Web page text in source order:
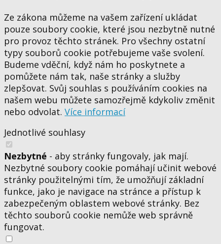
Ze zákona můžeme na vašem zařízení ukládat
pouze soubory cookie, které jsou nezbytně nutné
pro provoz těchto stránek. Pro všechny ostatní
typy souborů cookie potřebujeme vaše svolení.
Budeme vděční, když nám ho poskytnete a
pomůžete nám tak, naše stránky a služby
zlepšovat. Svůj souhlas s používáním cookies na
našem webu můžete samozřejmě kdykoliv změnit
nebo odvolat. Více informací
Jednotlivé souhlasy
Nezbytné - aby stránky fungovaly, jak mají.
Nezbytné soubory cookie pomáhají učinit webové
stránky použitelnými tím, že umožňují základní
funkce, jako je navigace na stránce a přístup k
zabezpečeným oblastem webové stránky. Bez
těchto souborů cookie nemůže web správně
fungovat.